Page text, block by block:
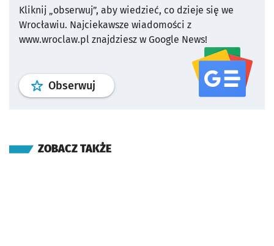
Kliknij „obserwuj”, aby wiedzieć, co dzieje się we
Wrocławiu. Najciekawsze wiadomości z
www.wroclaw.pl znajdziesz w Google News!
Obserwuj profil serwisu
ZOBACZ TAKŻE